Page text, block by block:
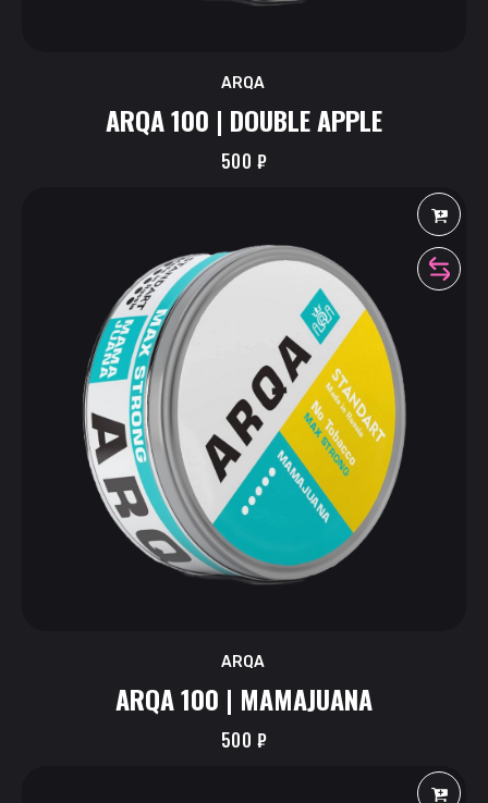
ARQA
ARQA 100 | DOUBLE APPLE
500 ₽
ARQA
ARQA 100 | MAMAJUANA
500 ₽